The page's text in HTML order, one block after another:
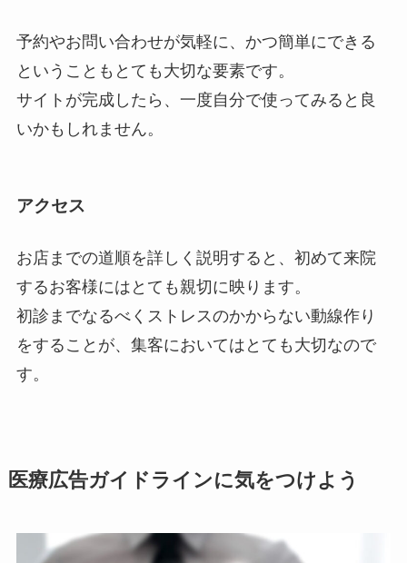
予約やお問い合わせが気軽に、かつ簡単にできる
ということもとても大切な要素です。
サイトが完成したら、一度自分で使ってみると良
いかもしれません。
アクセス
お店までの道順を詳しく説明すると、初めて来院
するお客様にはとても親切に映ります。
初診までなるべくストレスのかからない動線作り
をすることが、集客においてはとても大切なので
す。
医療広告ガイドラインに気をつけよう